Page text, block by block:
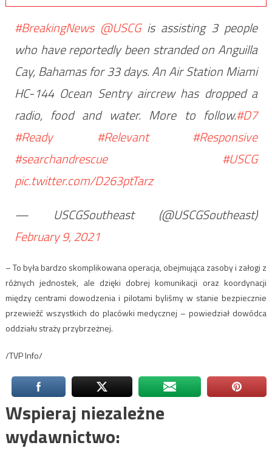
#BreakingNews @USCGis assisting 3 people
who have reportedly been stranded on Anguilla
Cay, Bahamas for 33 days. An Air Station Miami
HC-144 Ocean Sentry aircrew has dropped a
radio, food and water. More to follow.#D7
#Ready
#Relevant
#Responsive
#searchandrescue
#USCG
pic.twitter.com/D263ptTarz
— USCGSoutheast (@USCGSoutheast)
February 9, 2021
– To była bardzo skomplikowana operacja, obejmująca zasoby i załogi z
różnych jednostek, ale dzięki dobrej komunikacji oraz koordynacji
między centrami dowodzenia i pilotami byliśmy w stanie bezpiecznie
przewieźć wszystkich do placówki medycznej – powiedział dowódca
oddziału straży przybrzeżnej.
/TVP Info/
Wspieraj niezależne
wydawnictwo: